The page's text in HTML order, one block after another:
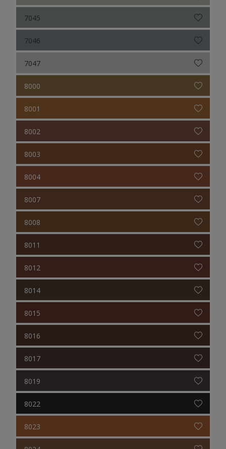
7045
7046
7047
8000
8001
8002
8003
8004
8007
8008
8011
8012
8014
8015
8016
8017
8019
8022
8023